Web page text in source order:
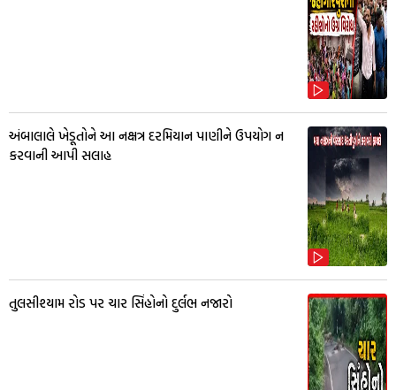
અંબાલાલે ખેડૂતોને આ નક્ષત્ર દરમિયાન પાણીને ઉપયોગ ન
કરવાની આપી સલાહ
તુલસીશ્યામ રોડ પર ચાર સિંહોનો દુર્લભ નજારો